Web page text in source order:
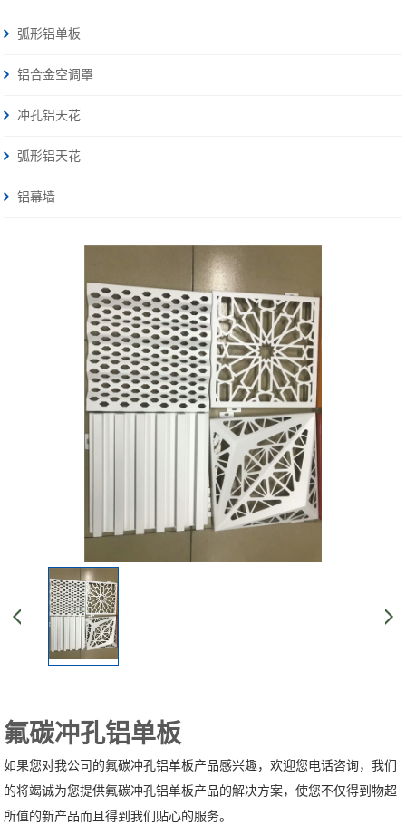
弧形铝单板
铝合金空调罩
冲孔铝天花
弧形铝天花
铝幕墙
氟碳冲孔铝单板
如果您对我公司的氟碳冲孔铝单板产品感兴趣，欢迎您电话咨询，我们
的将竭诚为您提供氟碳冲孔铝单板产品的解决方案，使您不仅得到物超
所值的新产品而且得到我们贴心的服务。